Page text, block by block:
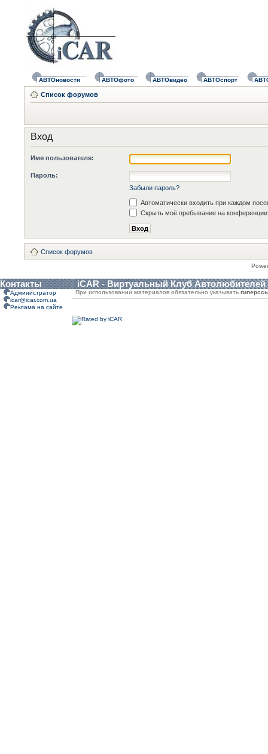
АВТОновости АВТОфото АВТОвидео АВТОспорт
Список форумов
Вход
Имя пользователя:
Пароль:
Забыли пароль?
Автоматически входить при каждом
Скрыть моё пребывание на конференции
Список форумов
Контакты iCAR - Виртуальный Клуб Автолюбителей
Администратор
icar@icar.com.ua
Реклама на сайте
При использовании материалов обязательно указывать